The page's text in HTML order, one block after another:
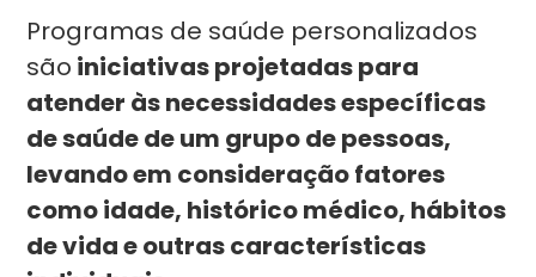
Programas de saúde personalizados
são iniciativas projetadas para
atender às necessidades específicas
de saúde de um grupo de pessoas,
levando em consideração fatores
como idade, histórico médico, hábitos
de vida e outras características